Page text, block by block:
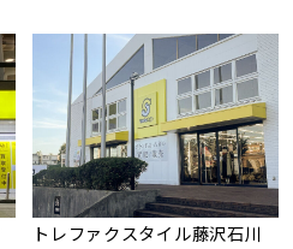
トレファクスタイル藤沢石川